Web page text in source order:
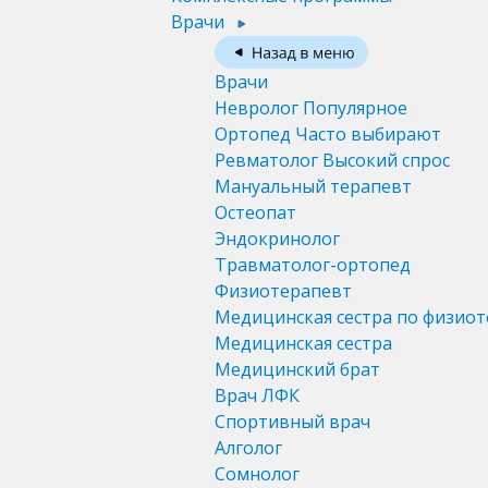
Врачи
Врачи
Невролог Популярное
Ортопед Часто выбирают
Ревматолог Высокий спрос
Мануальный терапевт
Остеопат
Эндокринолог
Травматолог-ортопед
Физиотерапевт
Медицинская сестра по
Медицинская сестра
Медицинский брат
Врач ЛФК
Спортивный врач
Алголог
Сомнолог